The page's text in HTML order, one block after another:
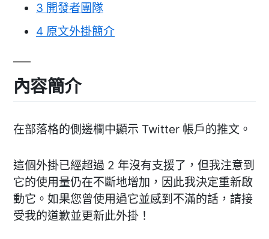
3 開發者團隊
4 原文外掛簡介
內容簡介
在部落格的側邊欄中顯示 Twitter 帳戶的推文。
這個外掛已經超過 2 年沒有支援了，但我注意到
它的使用量仍在不斷地增加，因此我決定重新啟
動它。如果您曾使用過它並感到不滿的話，請接
受我的道歉並更新此外掛！